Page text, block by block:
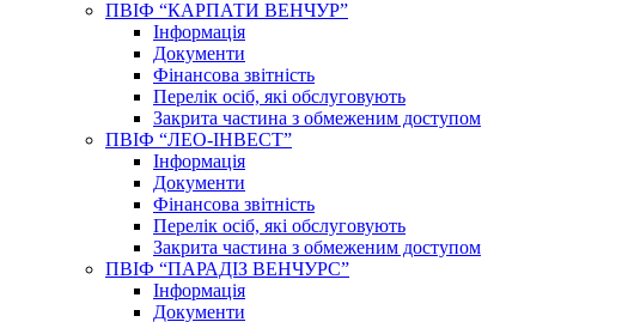
ПВІФ “КАРПАТИ ВЕНЧУР”
Інформація
Документи
Фінансова звітність
Перелік осіб, які обслуговують
Закрита частина з обмеженим доступом
ПВІФ “ЛЕО-ІНВЕСТ”
Інформація
Документи
Фінансова звітність
Перелік осіб, які обслуговують
Закрита частина з обмеженим доступом
ПВІФ “ПАРАДІЗ ВЕНЧУРС”
Інформація
Документи